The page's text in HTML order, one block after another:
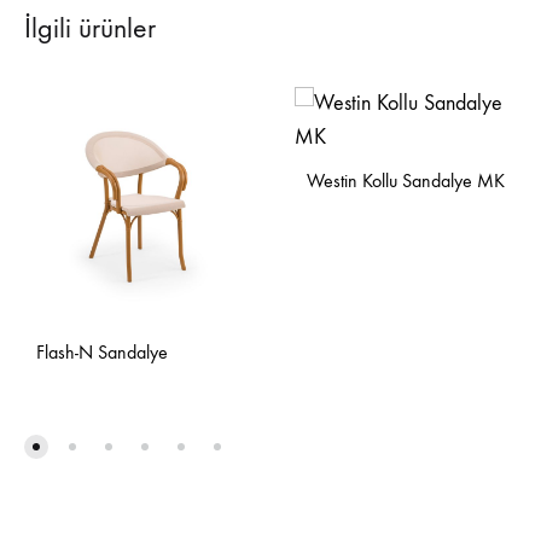
İlgili ürünler
Flash-N Sandalye
Westin Kollu Sandalye MK